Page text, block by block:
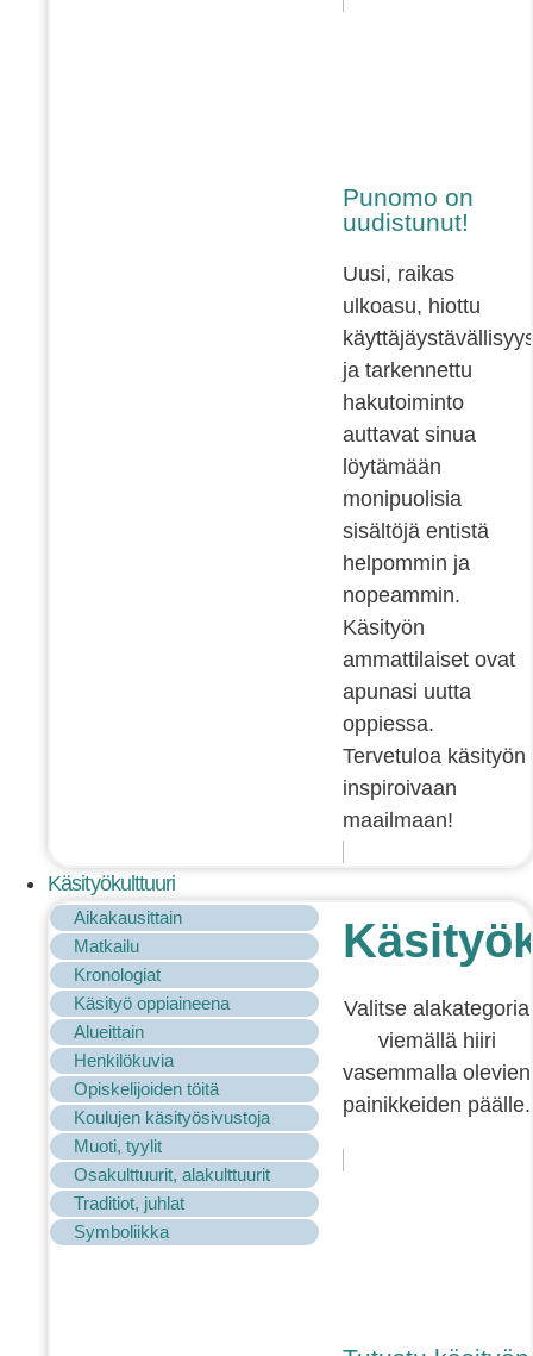
Punomo on
uudistunut!
Uusi, raikas
ulkoasu, hiottu
ja tarkennettu
hakutoiminto
auttavat sinua
löytämään
monipuolisia
sisältöjä entistä
helpommin ja
nopeammin.
Käsityön
ammattilaiset ovat
apunasi uutta
oppiessa.
Tervetuloa käsityön
inspiroivaan
maailmaan!
Käsityökulttuuri
Aikakausittain
Matkailu
Kronologiat
Käsityö oppiaineena
Alueittain
Henkilökuvia
Opiskelijoiden töitä
Koulujen käsityösivustoja
Muoti, tyylit
Osakulttuurit, alakulttuurit
Traditiot, juhlat
Symboliikka
Valitse alakategoria
viemällä hiiri
vasemmalla olevien
painikkeiden päälle.